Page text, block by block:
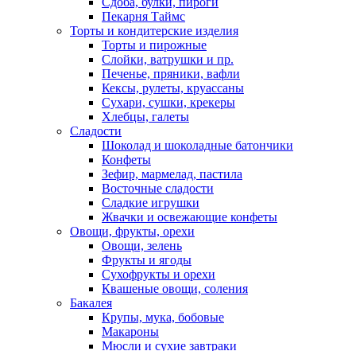
Пекарня Таймс
Торты и кондитерские изделия
Торты и пирожные
Слойки, ватрушки и пр.
Печенье, пряники, вафли
Кексы, рулеты, круассаны
Сухари, сушки, крекеры
Хлебцы, галеты
Сладости
Шоколад и шоколадные батончики
Конфеты
Зефир, мармелад, пастила
Восточные сладости
Сладкие игрушки
Жвачки и освежающие конфеты
Овощи, фрукты, орехи
Овощи, зелень
Фрукты и ягоды
Сухофрукты и орехи
Квашеные овощи, соления
Бакалея
Крупы, мука, бобовые
Макароны
Мюсли и сухие завтраки